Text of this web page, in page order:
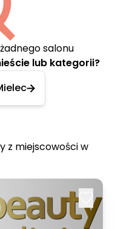
salonu
lub kategorii?
z miejscowości w